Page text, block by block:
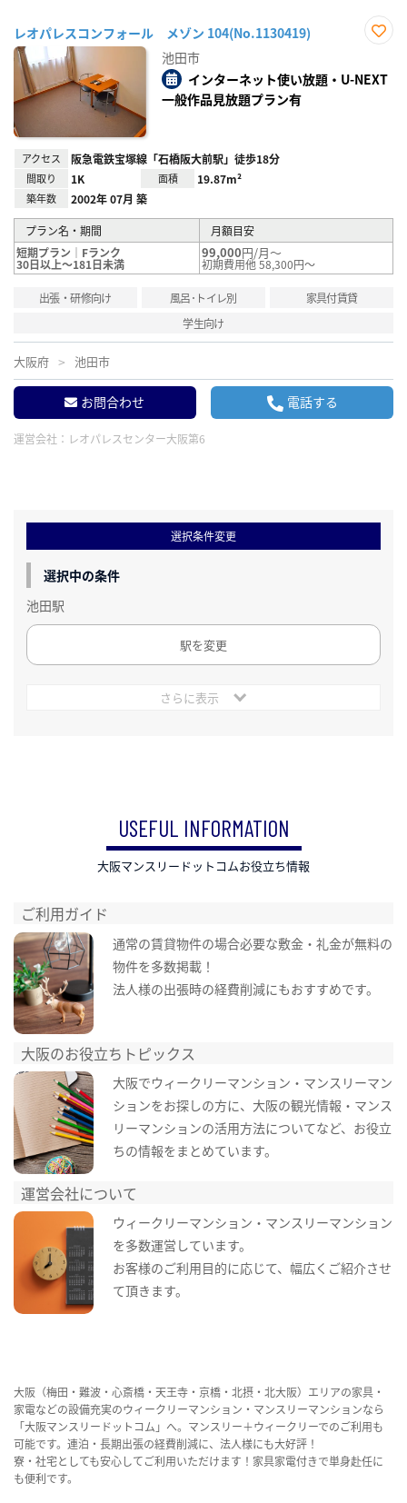
レオパレスコンフォール メゾン 104(No.1130419)
り登
録
池田市
インターネット使い放題・U-NEXT
一般作品見放題プラン有
アクセス 阪急電鉄宝塚線「石橋阪大前駅」徒歩18分
間取り 1K 面積 19.87m²
築年数 2002年 07月 築
プラン名・期間
月額目安
短期プラン｜Fランク
30日以上～181日未満
99,000円/月～
初期費用他 58,300円～
出張・研修向け 風呂･トイレ別
家具付賃貸
学生向け
大阪府 池田市
お問合わせ 電話する
運営会社： レオパレスセンター大阪第6
選択条件変更
選択中の条件
池田駅
駅を変更
さらに表示
USEFUL INFORMATION
大阪マンスリードットコムお役立ち情報
ご利用ガイド
通常の賃貸物件の場合必要な敷金・礼金が無料の
物件を多数掲載！
法人様の出張時の経費削減にもおすすめです。
大阪のお役立ちトピックス
大阪でウィークリーマンション・マンスリーマン
ションをお探しの方に、大阪の観光情報・マンス
リーマンションの活用方法についてなど、お役立
ちの情報をまとめています。
運営会社について
ウィークリーマンション・マンスリーマンション
を多数運営しています。
お客様のご利用目的に応じて、幅広くご紹介させ
て頂きます。
大阪（梅田・難波・心斎橋・天王寺・京橋・北摂・北大阪）エリアの家具・
家電などの設備充実のウィークリーマンション・マンスリーマンションなら
「大阪マンスリードットコム」へ。マンスリー＋ウィークリーでのご利用も
可能です。連泊・長期出張の経費削減に、法人様にも大好評！
寮・社宅としても安心してご利用いただけます！家具家電付きで単身赴任に
も便利です。